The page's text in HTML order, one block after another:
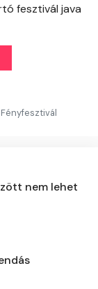
fesztivál java
nem lehet